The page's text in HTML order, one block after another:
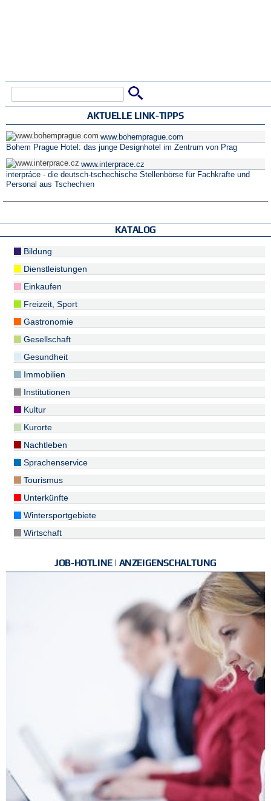
AKTUELLE LINK-TIPPS
www.bohemprague.com
Bohem Prague Hotel: das junge Designhotel im Zentrum von Prag
www.interprace.cz
interpráce - die deutsch-tschechische Stellenbörse für Fachkräfte und
Personal aus Tschechien
KATALOG
Bildung
Dienstleistungen
Einkaufen
Freizeit, Sport
Gastronomie
Gesellschaft
Gesundheit
Immobilien
Institutionen
Kultur
Kurorte
Nachtleben
Sprachenservice
Tourismus
Unterkünfte
Wintersportgebiete
Wirtschaft
JOB-HOTLINE | ANZEIGENSCHALTUNG